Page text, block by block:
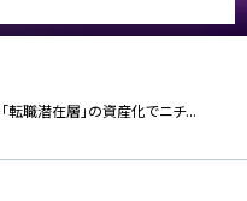
職潜在層」の資産化でニチ...